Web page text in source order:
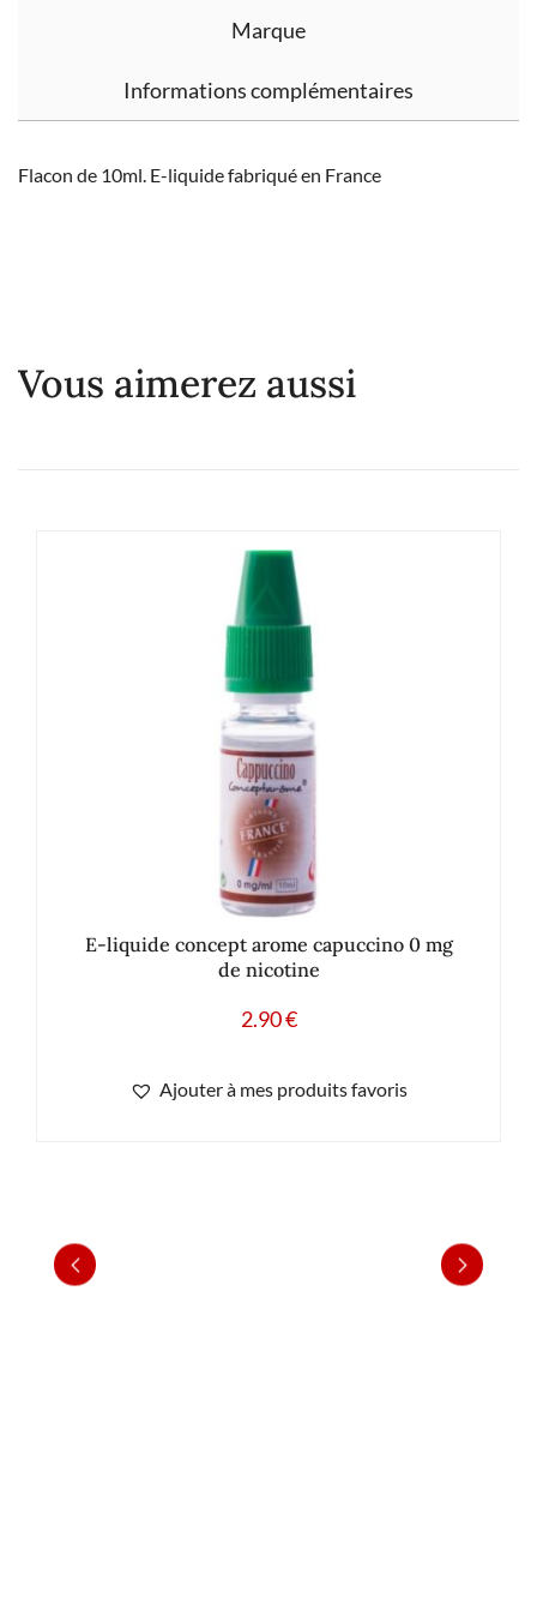
Marque
Informations complémentaires
Flacon de 10ml. E-liquide fabriqué en France
Vous aimerez aussi
E-liquide concept arome capuccino 0 mg
de nicotine
2.90€
Ajouter à mes produits favoris